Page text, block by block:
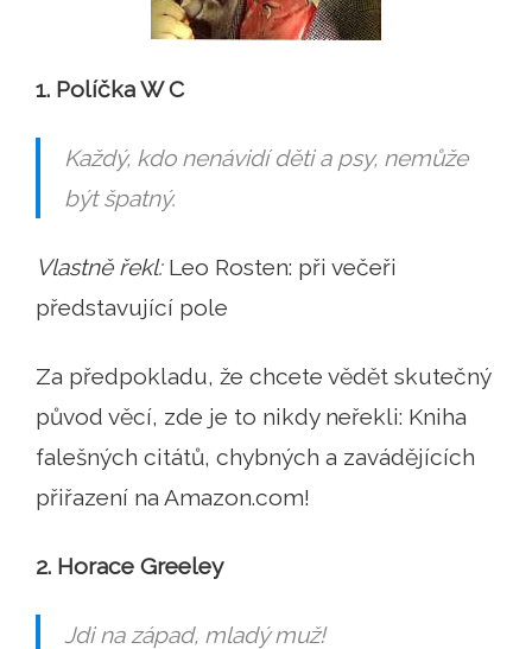
1. Políčka W C
Každý, kdo nenávidí děti a psy, nemůže
být špatný.
Vlastně řekl: Leo Rosten: při večeři
představující pole
Za předpokladu, že chcete vědět skutečný
původ věcí, zde je to nikdy neřekli: Kniha
falešných citátů, chybných a zavádějících
přiřazení na Amazon.com!
2. Horace Greeley
Jdi na západ, mladý muž!